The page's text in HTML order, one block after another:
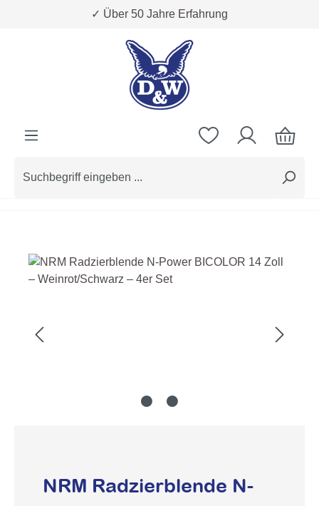
Zum Hauptinhalt springen✓ Über 50 Jahre Erfahrung
Bildergalerie überspringen
NRM Radzierblende N-